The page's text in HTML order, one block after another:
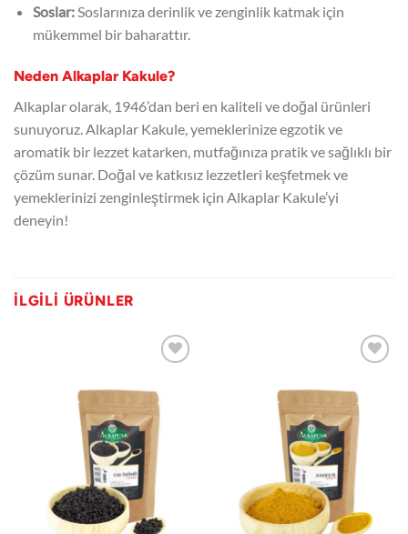
Soslar:Soslarınıza derinlik ve zenginlik katmak için
mükemmel bir baharattır.
Neden Alkaplar Kakule?
Alkaplar olarak, 1946’dan beri en kaliteli ve doğal ürünleri
sunuyoruz. Alkaplar Kakule, yemeklerinize egzotik ve
aromatik bir lezzet katarken, mutfağınıza pratik ve sağlıklı bir
çözüm sunar. Doğal ve katkısız lezzetleri keşfetmek ve
yemeklerinizi zenginleştirmek için Alkaplar Kakule’yi
deneyin!
İLGILI ÜRÜNLER